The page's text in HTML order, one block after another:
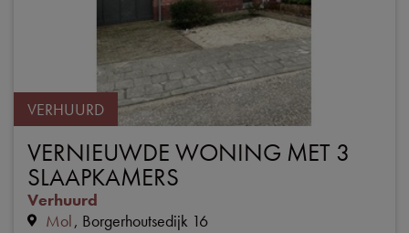
VERHUURD
VERNIEUWDE WONING MET 3
SLAAPKAMERS
Verhuurd
Mol Borgerhoutsedijk 16